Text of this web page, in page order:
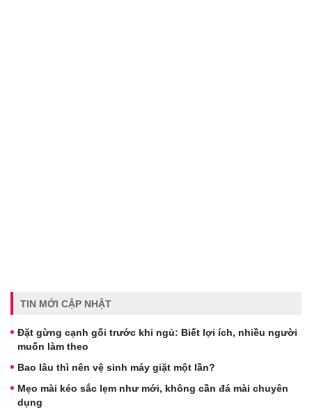
TIN MỚI CẬP NHẬT
Đặt gừng cạnh gối trước khi ngủ: Biết lợi ích, nhiều người
muốn làm theo
Bao lâu thì nên vệ sinh máy giặt một lần?
Mẹo mài kéo sắc lẹm như mới, không cần đá mài chuyên
dụng